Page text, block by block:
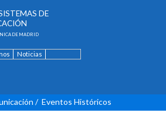
DE
DE MADRID
Noticias
/ Eventos Históricos